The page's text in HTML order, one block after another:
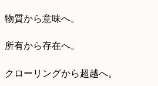
物質から意味へ。
所有から存在へ。
クローリングから超越へ。